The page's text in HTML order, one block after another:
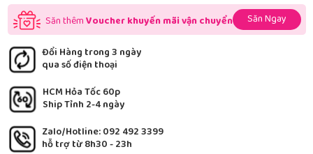
Săn thêmVoucher khuyến mãi vận chuyển Săn Ngay
Đổi Hàng trong 3 ngày
qua số điện thoại
HCM Hỏa Tốc 60p
Ship Tỉnh 2-4 ngày
Zalo/Hotline: 092 492 3399
hỗ trợ từ 8h30 - 23h